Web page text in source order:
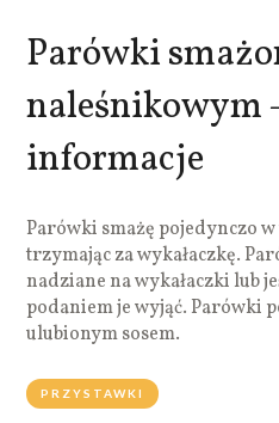
Parówki
naleśnikowym
informacje
Parówki smażę pojedynczo
trzymając za wykałaczkę.
nadziane na wykałaczki lub
podaniem je wyjąć. Parówki
ulubionym sosem.
PRZYSTAWKI